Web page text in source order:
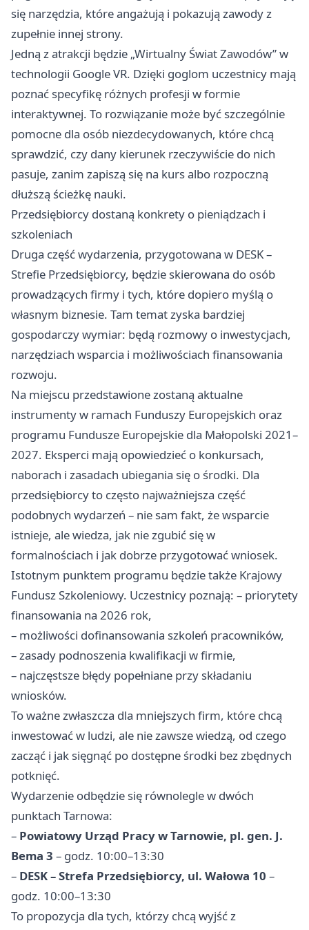
się narzędzia, które angażują i pokazują zawody z
zupełnie innej strony.
Jedną z atrakcji będzie „Wirtualny Świat Zawodów” w
technologii Google VR. Dzięki goglom uczestnicy mają
poznać specyfikę różnych profesji w formie
interaktywnej. To rozwiązanie może być szczególnie
pomocne dla osób niezdecydowanych, które chcą
sprawdzić, czy dany kierunek rzeczywiście do nich
pasuje, zanim zapiszą się na kurs albo rozpoczną
dłuższą ścieżkę nauki.
Przedsiębiorcy dostaną konkrety o pieniądzach i
szkoleniach
Druga część wydarzenia, przygotowana w DESK –
Strefie Przedsiębiorcy, będzie skierowana do osób
prowadzących firmy i tych, które dopiero myślą o
własnym biznesie. Tam temat zyska bardziej
gospodarczy wymiar: będą rozmowy o inwestycjach,
narzędziach wsparcia i możliwościach finansowania
rozwoju.
Na miejscu przedstawione zostaną aktualne
instrumenty w ramach Funduszy Europejskich oraz
programu Fundusze Europejskie dla Małopolski 2021–
2027. Eksperci mają opowiedzieć o konkursach,
naborach i zasadach ubiegania się o środki. Dla
przedsiębiorcy to często najważniejsza część
podobnych wydarzeń – nie sam fakt, że wsparcie
istnieje, ale wiedza, jak nie zgubić się w
formalnościach i jak dobrze przygotować wniosek.
Istotnym punktem programu będzie także Krajowy
Fundusz Szkoleniowy. Uczestnicy poznają: – priorytety
finansowania na 2026 rok,
– możliwości dofinansowania szkoleń pracowników,
– zasady podnoszenia kwalifikacji w firmie,
– najczęstsze błędy popełniane przy składaniu
wniosków.
To ważne zwłaszcza dla mniejszych firm, które chcą
inwestować w ludzi, ale nie zawsze wiedzą, od czego
zacząć i jak sięgnąć po dostępne środki bez zbędnych
potknięć.
Wydarzenie odbędzie się równolegle w dwóch
punktach Tarnowa:
– Powiatowy Urząd Pracy w Tarnowie, pl. gen. J.
Bema 3 – godz. 10:00–13:30
– DESK – Strefa Przedsiębiorcy, ul. Wałowa 10 –
godz. 10:00–13:30
To propozycja dla tych, którzy chcą wyjść z